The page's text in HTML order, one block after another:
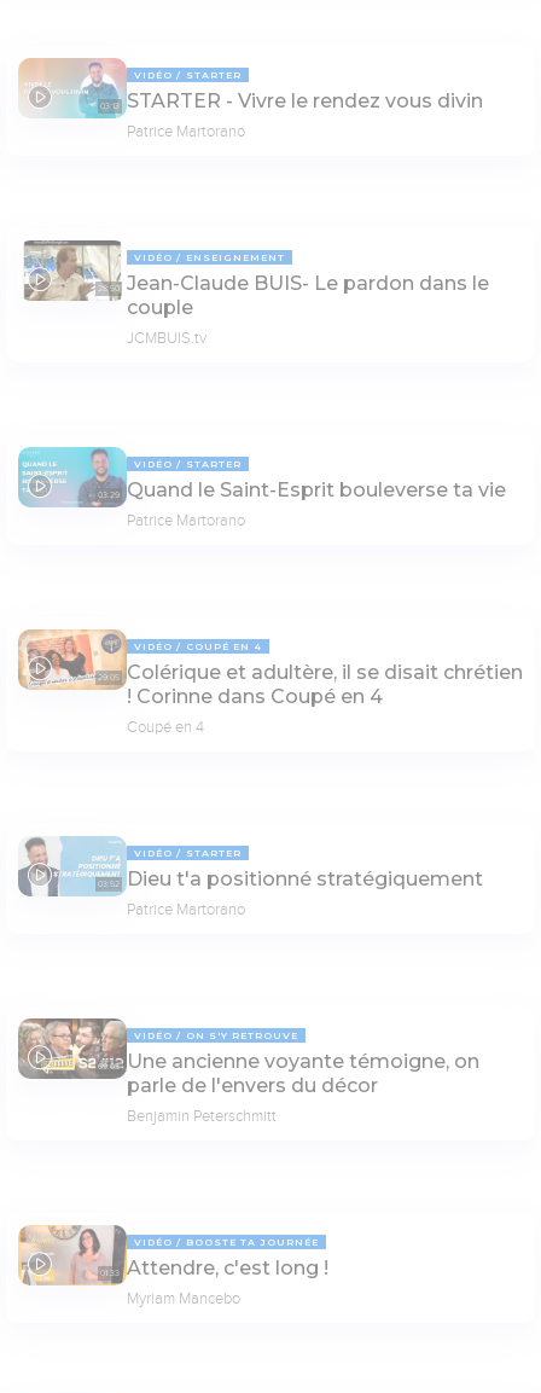
03:13
VIDÉO STARTER
STARTER - Vivre le rendez vous divin
Patrice Martorano
28:50
VIDÉO ENSEIGNEMENT
Jean-Claude BUIS- Le pardon dans le
couple
JCMBUIS.tv
03:29
VIDÉO STARTER
Quand le Saint-Esprit bouleverse ta vie
Patrice Martorano
29:05
VIDÉO COUPÉ EN 4
Colérique et adultère, il se disait chrétien
! Corinne dans Coupé en 4
Coupé en 4
03:52
VIDÉO STARTER
Dieu t'a positionné stratégiquement
Patrice Martorano
69:03
VIDÉO ON S'Y RETROUVE
Une ancienne voyante témoigne, on
parle de l'envers du décor
Benjamin Peterschmitt
01:33
VIDÉO BOOSTE TA JOURNÉE
Attendre, c'est long !
Myriam Mancebo